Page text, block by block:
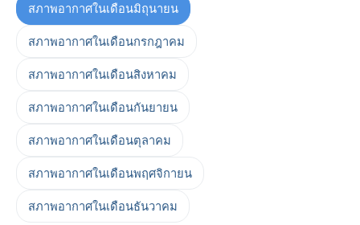
สภาพอากาศในเดือนมิถุนายน
สภาพอากาศในเดือนกรกฎาคม
สภาพอากาศในเดือนสิงหาคม
สภาพอากาศในเดือนกันยายน
สภาพอากาศในเดือนตุลาคม
สภาพอากาศในเดือนพฤศจิกายน
สภาพอากาศในเดือนธันวาคม